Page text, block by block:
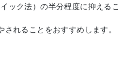
ック法）の半分程度に抑えるこ
れることをおすすめします。